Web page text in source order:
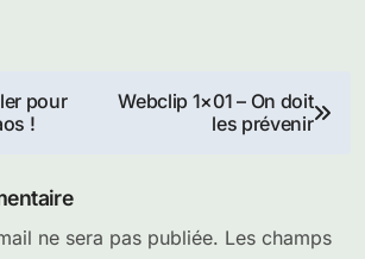
pour
!
Webclip 1×01 – On doit
les prévenir
ne sera pas publiée. Les champs